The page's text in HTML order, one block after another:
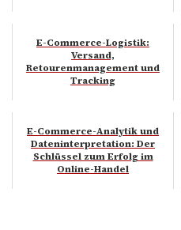
E-Commerce-Logistik:
Versand,
Retourenmanagement und
Tracking
E-Commerce-Analytik und
Dateninterpretation: Der
Schlüssel zum Erfolg im
Online-Handel